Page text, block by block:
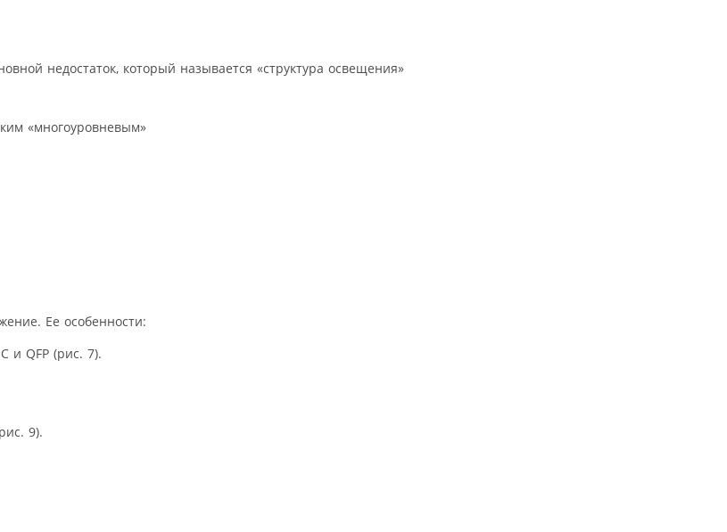
недостаток, который называется «структура освещения»
«многоуровневым»
Ее особенности:
и QFP (рис. 7).
9).